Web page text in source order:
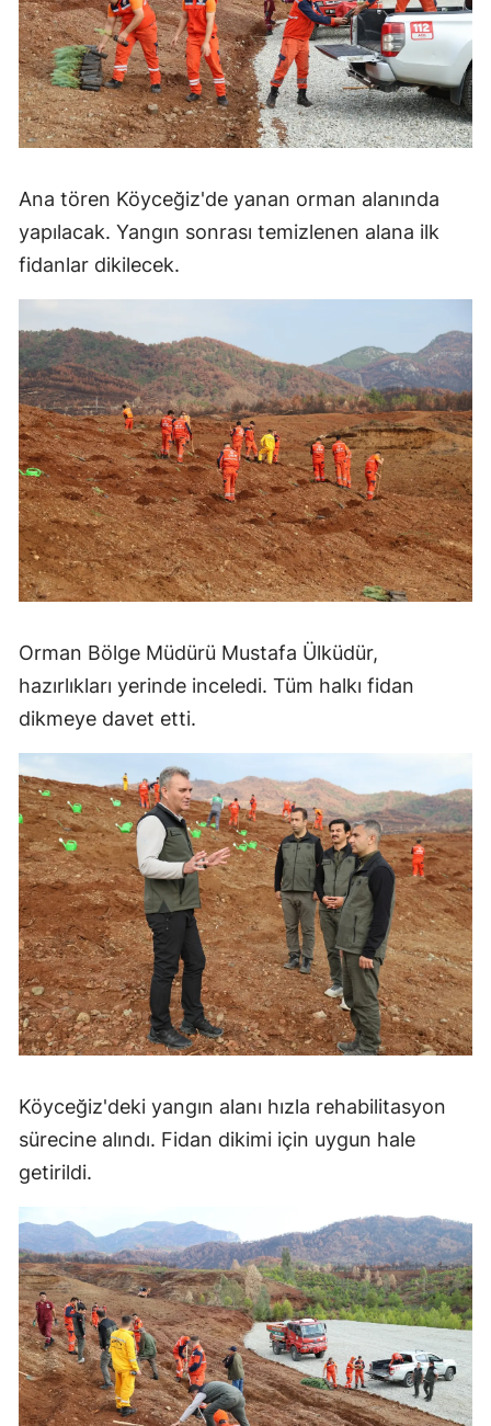
Ana tören Köyceğiz'de yanan orman alanında
yapılacak. Yangın sonrası temizlenen alana ilk
fidanlar dikilecek.
Orman Bölge Müdürü Mustafa Ülküdür,
hazırlıkları yerinde inceledi. Tüm halkı fidan
dikmeye davet etti.
Köyceğiz'deki yangın alanı hızla rehabilitasyon
sürecine alındı. Fidan dikimi için uygun hale
getirildi.